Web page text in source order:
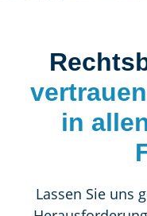
in
Lassen Sie uns